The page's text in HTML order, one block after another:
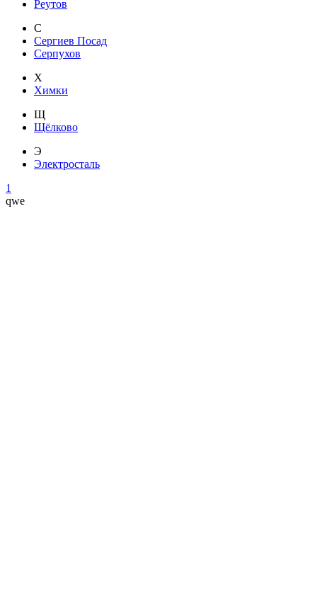
Реутов
С
Сергиев Посад
Серпухов
Х
Химки
Щ
Щёлково
Э
Электросталь
1
qwe